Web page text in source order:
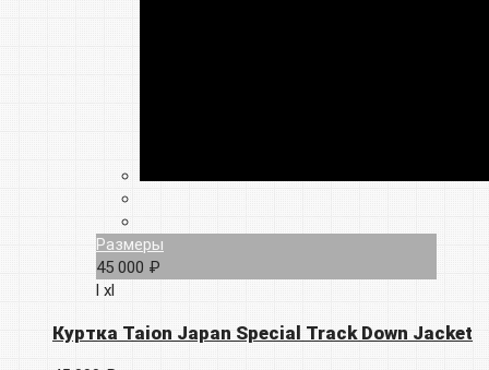
Размеры
45 000 ₽
xl
Куртка Taion Japan Special Track Down Jacket